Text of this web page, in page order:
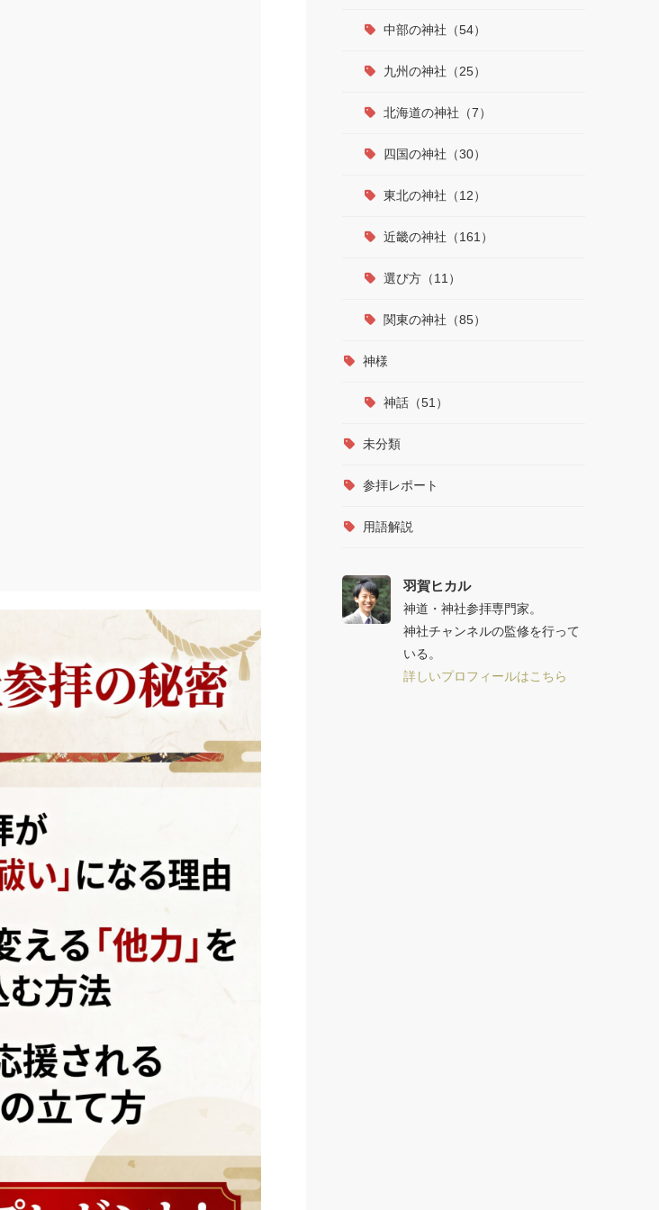
中部の神社（54）
九州の神社（25）
北海道の神社（7）
四国の神社（30）
東北の神社（12）
近畿の神社（161）
選び方（11）
関東の神社（85）
神様
神話（51）
未分類
参拝レポート
用語解説
羽賀ヒカル
神道・神社参拝専門家。
神社チャンネルの監修を行って
いる。
詳しいプロフィールはこちら